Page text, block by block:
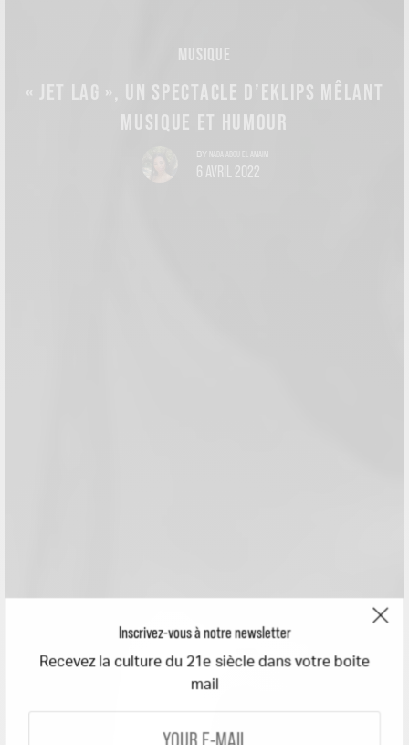
Inscrivez-vous à notre newsletter
Recevez la culture du 21e siècle dans votre boite
mail
MUSIQUE
« JET LAG », UN SPECTACLE D’EKLIPS MÊLANT
MUSIQUE ET HUMOUR
BY NADA ABOU EL AMAIM
6 AVRIL 2022